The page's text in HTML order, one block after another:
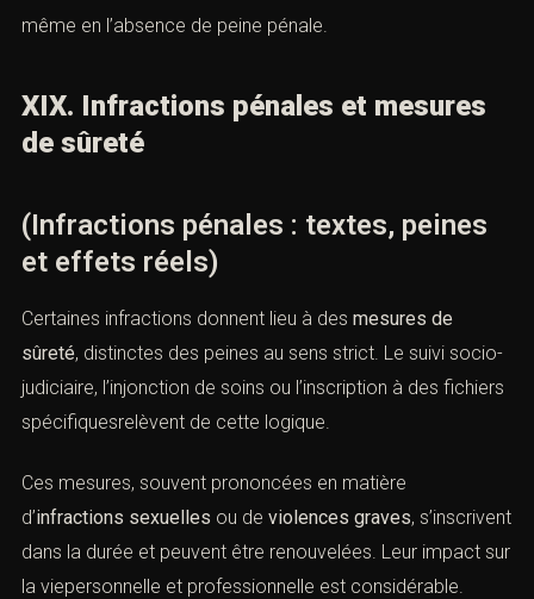
même en l’absence de peine pénale.
XIX. Infractions pénales et mesures
de sûreté
(Infractions pénales : textes, peines
et effets réels)
Certaines infractions donnent lieu à des mesures de
sûreté, distinctes des peines au sens strict. Le suivi socio-
judiciaire, l’injonction de soins ou l’inscription à des fichiers
spécifiquesrelèvent de cette logique.
Ces mesures, souvent prononcées en matière
d’infractions sexuelles ou de violences graves, s’inscrivent
dans la durée et peuvent être renouvelées. Leur impact sur
la viepersonnelle et professionnelle est considérable.